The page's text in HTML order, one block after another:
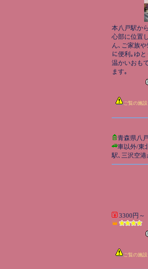
本八戸駅か
心部に位置
ん､ご家族
に便利｡ゆ
温かいおも
ます｡
ご覧の施
青森県八
車以外/東
駅､三沢空
3300円～
ご覧の施